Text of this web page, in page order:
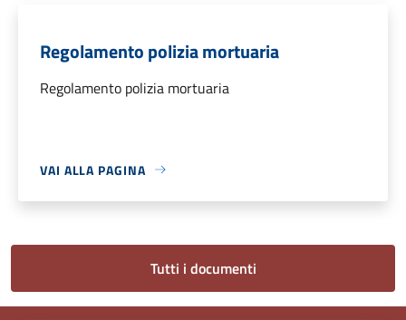
Regolamento polizia mortuaria
Regolamento polizia mortuaria
VAI ALLA PAGINA
Tutti i documenti